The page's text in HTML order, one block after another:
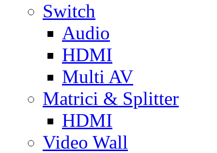
Switch
Audio
HDMI
Multi AV
Matrici & Splitter
HDMI
Video Wall